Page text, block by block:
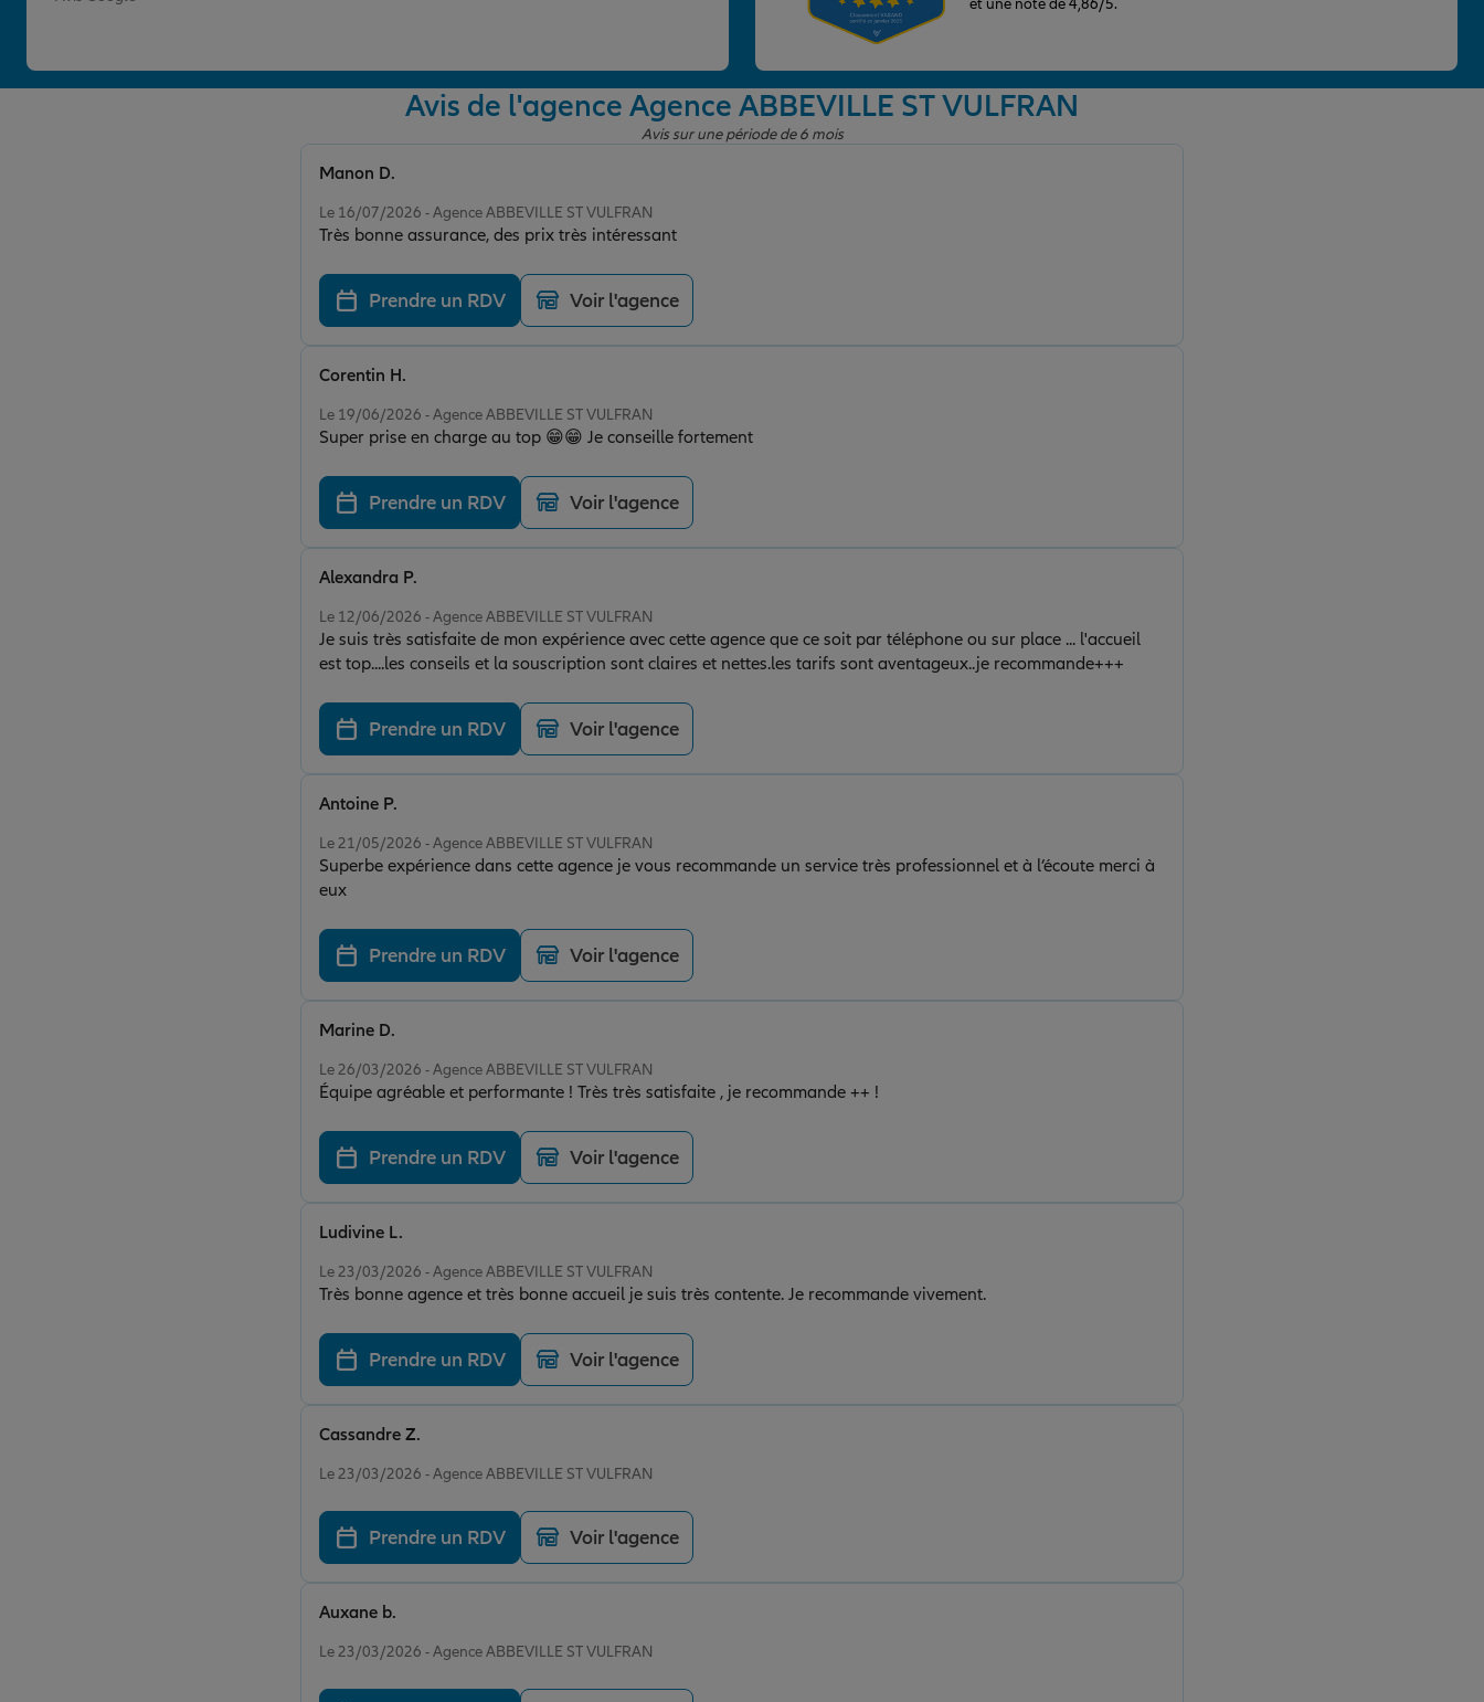
Avis de l'agence Agence ABBEVILLE ST VULFRAN
Avis sur une période de 6 mois
Le 16/07/2026 - Agence ABBEVILLE ST VULFRAN
Très bonne assurance, des prix très intéressant
Manon D.
Prendre un RDV Voir l'agence
Le 19/06/2026 - Agence ABBEVILLE ST VULFRAN
Super prise en charge au top 😁😁 Je conseille fortement
Corentin H.
Prendre un RDV Voir l'agence
Le 12/06/2026 - Agence ABBEVILLE ST VULFRAN
Je suis très satisfaite de mon expérience avec cette agence que ce soit par téléphone ou sur place ... l'accueil
est top....les conseils et la souscription sont claires et nettes.les tarifs sont aventageux..je recommande+++
Alexandra P.
Prendre un RDV Voir l'agence
Le 21/05/2026 - Agence ABBEVILLE ST VULFRAN
Superbe expérience dans cette agence je vous recommande un service très professionnel et à l’écoute merci à
eux
Antoine P.
Prendre un RDV Voir l'agence
Le 26/03/2026 - Agence ABBEVILLE ST VULFRAN
Équipe agréable et performante ! Très très satisfaite , je recommande ++ !
Marine D.
Prendre un RDV Voir l'agence
Le 23/03/2026 - Agence ABBEVILLE ST VULFRAN
Très bonne agence et très bonne accueil je suis très contente. Je recommande vivement.
Ludivine L.
Prendre un RDV Voir l'agence
Le 23/03/2026 - Agence ABBEVILLE ST VULFRAN
Cassandre Z.
Prendre un RDV Voir l'agence
Le 23/03/2026 - Agence ABBEVILLE ST VULFRAN
Auxane b.